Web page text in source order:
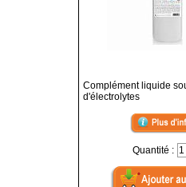
Complément liquide
d'électrolytes
Quantité :